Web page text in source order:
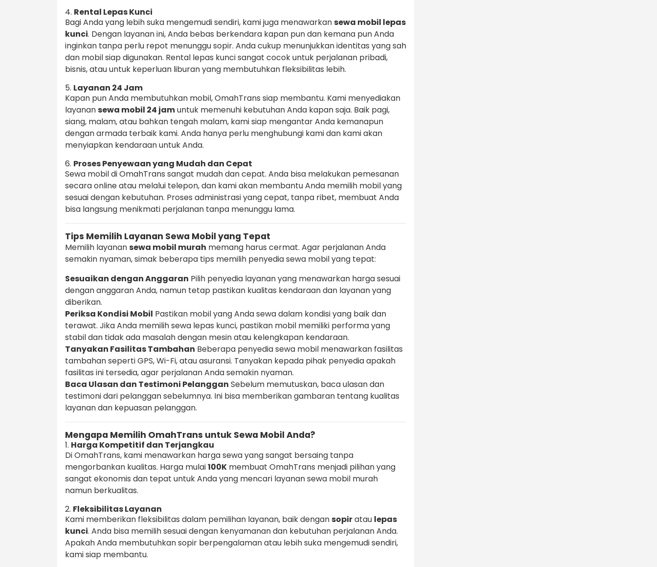
4. Rental Lepas Kunci
Bagi Anda yang lebih suka mengemudi sendiri, kami juga menawarkansewa mobil lepas
kunci. Dengan layanan ini, Anda bebas berkendara kapan pun dan kemana pun Anda
inginkan tanpa perlu repot menunggu sopir. Anda cukup menunjukkan identitas yang sah
dan mobil siap digunakan. Rental lepas kunci sangat cocok untuk perjalanan pribadi,
bisnis, atau untuk keperluan liburan yang membutuhkan fleksibilitas lebih.
5. Layanan 24 Jam
Kapan pun Anda membutuhkan mobil, OmahTrans siap membantu. Kami menyediakan
layanansewa mobil 24 jamuntuk memenuhi kebutuhan Anda kapan saja. Baik pagi,
siang, malam, atau bahkan tengah malam, kami siap mengantar Anda kemanapun
dengan armada terbaik kami. Anda hanya perlu menghubungi kami dan kami akan
menyiapkan kendaraan untuk Anda.
6. Proses Penyewaan yang Mudah dan Cepat
Sewa mobil di OmahTrans sangat mudah dan cepat. Anda bisa melakukan pemesanan
secara online atau melalui telepon, dan kami akan membantu Anda memilih mobil yang
sesuai dengan kebutuhan. Proses administrasi yang cepat, tanpa ribet, membuat Anda
bisa langsung menikmati perjalanan tanpa menunggu lama.
Tips Memilih Layanan Sewa Mobil yang Tepat
Memilih layanansewa mobil murah memang harus cermat. Agar perjalanan Anda
semakin nyaman, simak beberapa tips memilih penyedia sewa mobil yang tepat:
Sesuaikan dengan Anggaran Pilih penyedia layanan yang menawarkan harga sesuai
dengan anggaran Anda, namun tetap pastikan kualitas kendaraan dan layanan yang
diberikan.
Periksa Kondisi Mobil Pastikan mobil yang Anda sewa dalam kondisi yang baik dan
terawat. Jika Anda memilih sewa lepas kunci, pastikan mobil memiliki performa yang
stabil dan tidak ada masalah dengan mesin atau kelengkapan kendaraan.
Tanyakan Fasilitas Tambahan Beberapa penyedia sewa mobil menawarkan fasilitas
tambahan seperti GPS, Wi-Fi, atau asuransi. Tanyakan kepada pihak penyedia apakah
fasilitas ini tersedia, agar perjalanan Anda semakin nyaman.
Baca Ulasan dan Testimoni Pelanggan Sebelum memutuskan, baca ulasan dan
testimoni dari pelanggan sebelumnya. Ini bisa memberikan gambaran tentang kualitas
layanan dan kepuasan pelanggan.
Mengapa Memilih OmahTrans untuk Sewa Mobil Anda?
1. Harga Kompetitif dan Terjangkau
Di OmahTrans, kami menawarkan harga sewa yang sangat bersaing tanpa
mengorbankan kualitas. Harga mulai100K membuat OmahTrans menjadi pilihan yang
sangat ekonomis dan tepat untuk Anda yang mencari layanan sewa mobil murah
namun berkualitas.
2. Fleksibilitas Layanan
Kami memberikan fleksibilitas dalam pemilihan layanan, baik dengansopiratau lepas
kunci. Anda bisa memilih sesuai dengan kenyamanan dan kebutuhan perjalanan Anda.
Apakah Anda membutuhkan sopir berpengalaman atau lebih suka mengemudi sendiri,
kami siap membantu.